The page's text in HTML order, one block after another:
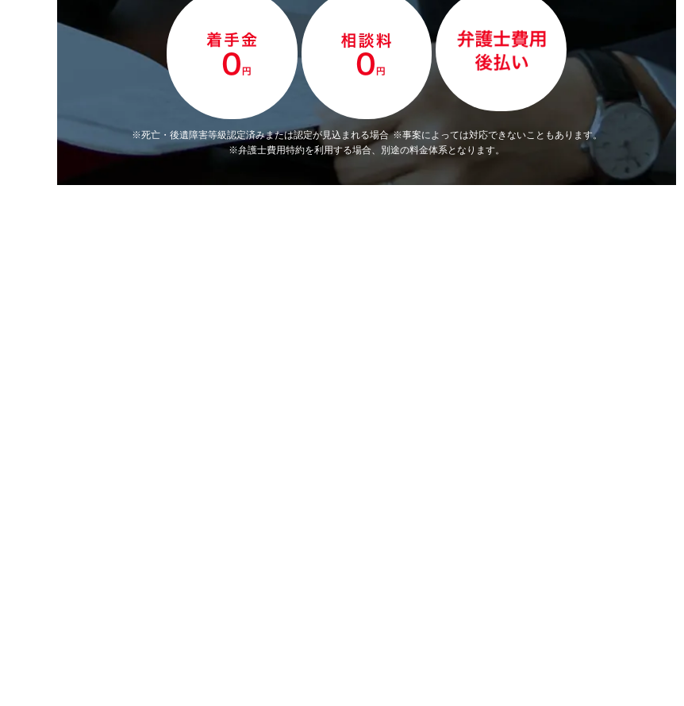
※死亡・後遺障害等級認定済みまたは認定が見込まれる場合 ※事案によっては対応できないこともあります。
※弁護士費用特約を利用する場合、別途の料金体系となります。